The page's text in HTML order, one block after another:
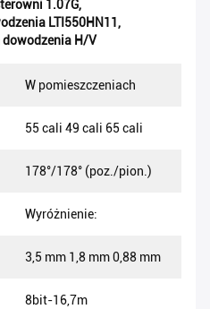
1.07G,
LTI550HN11 ,
dowodzenia H/V
W pomieszczeniach
55 cali 49 cali 65 cali
178°/178° (poz./pion.)
Wyróżnienie:
3,5 mm 1,8 mm 0,88 mm
8bit-16,7m